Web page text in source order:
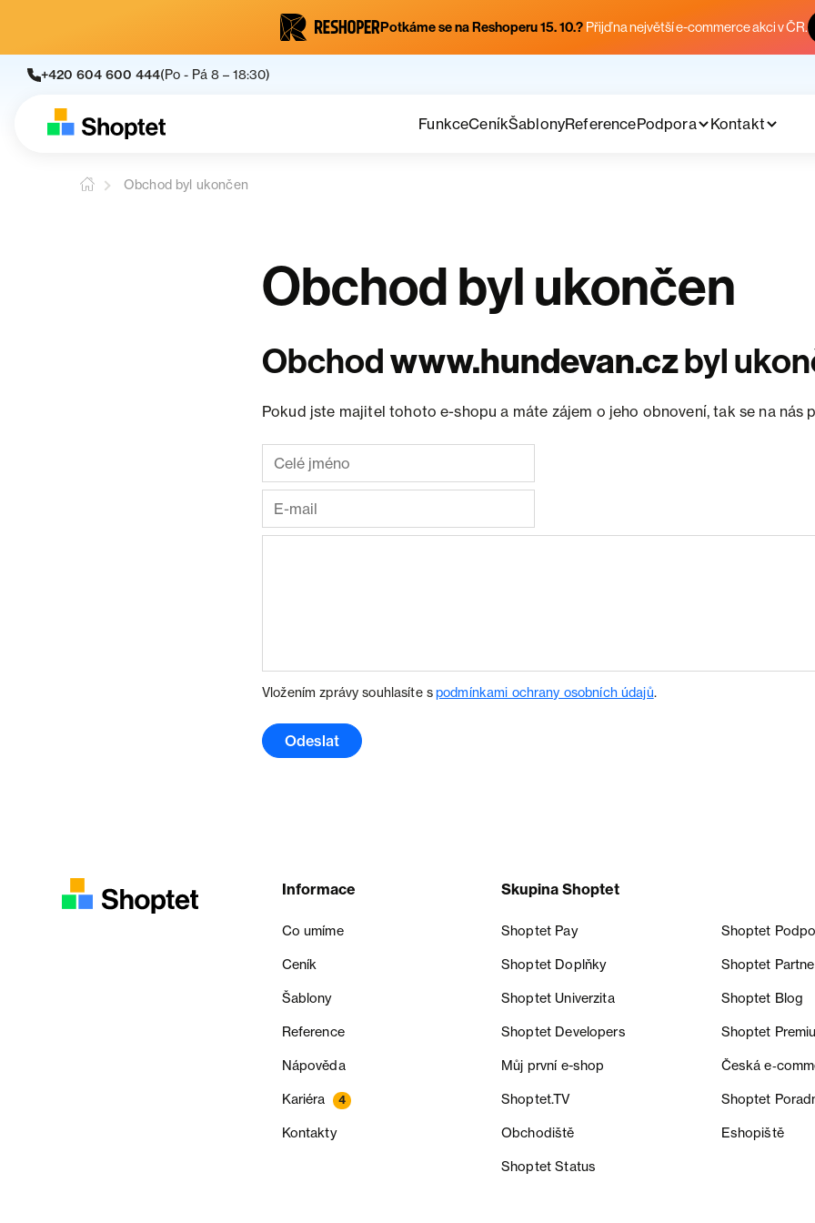
Potkáme se na Reshoperu 15. 10.? Přijď na největší e-commerce akci v ČR.
+420 604 600 444(Po - Pá 8 – 18:30)
FunkceCeníkŠablonyReferencePodpora Kontakt
Obchod byl ukončen
Obchod byl ukončen
Obchodwww.hundevan.czbyl
Pokud jste majitel tohoto e-shopu a máte zájem o jeho obnovení, tak se na nás
Vložením zprávy souhlasíte spodmínkami ochrany osobních údajů.
Odeslat
Informace
Co umíme
Ceník
Šablony
Reference
Nápověda
Kariéra 4
Kontakty
Skupina Shoptet
Shoptet Pay Shoptet
Shoptet Doplňky Shoptet
Shoptet Univerzita Shoptet Blog
Shoptet Developers Shoptet
Můj první e-shop Česká
Shoptet.TV Shoptet
Obchodiště Eshopiště
Shoptet Status